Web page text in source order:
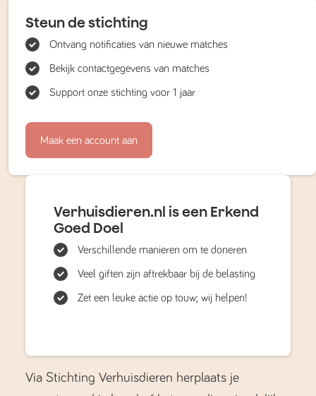
Steun de stichting
Ontvang notificaties van nieuwe matches
Bekijk contactgegevens van matches
Support onze stichting voor 1 jaar
Maak een account aan
Verhuisdieren.nl is een Erkend
Goed Doel
Verschillende manieren om te doneren
Veel giften zijn aftrekbaar bij de belasting
Zet een leuke actie op touw; wij helpen!
Via Stichting Verhuisdieren herplaats je